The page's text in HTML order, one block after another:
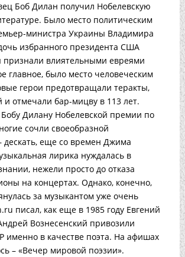
Боб Дилан получил Нобелевскую
Было место политическим
министра Украины Владимира
избранного президента США
признали влиятельными евреями
главное, было место человеческим
герои предотвращали теракты,
и отмечали бар-мицву в 113 лет.
Дилану Нобелевской премии по
сочли своеобразной
дескать, еще со времен Джима
лирика нуждалась в
нежели просто до отказа
на концертах. Однако, конечно,
за музыкантом уже очень
писал, как еще в 1985 году Евгений
Вознесенский привозили
именно в качестве поэта. На афишах
– «Вечер мировой поэзии».